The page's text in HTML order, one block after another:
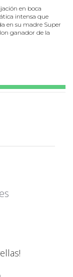
en boca
intensa que
en su madre Super
ganador de la